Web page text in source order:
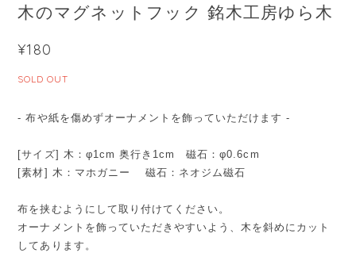
木のマグネットフック 銘木工房ゆら木
¥180
SOLD OUT
- 布や紙を傷めずオーナメントを飾っていただけます -
[サイズ] 木：φ1cm 奥行き1cm 磁石：φ0.6cm
[素材] 木：マホガニー 磁石：ネオジム磁石
布を挟むようにして取り付けてください。
オーナメントを飾っていただきやすいよう、木を斜めにカット
してあります。